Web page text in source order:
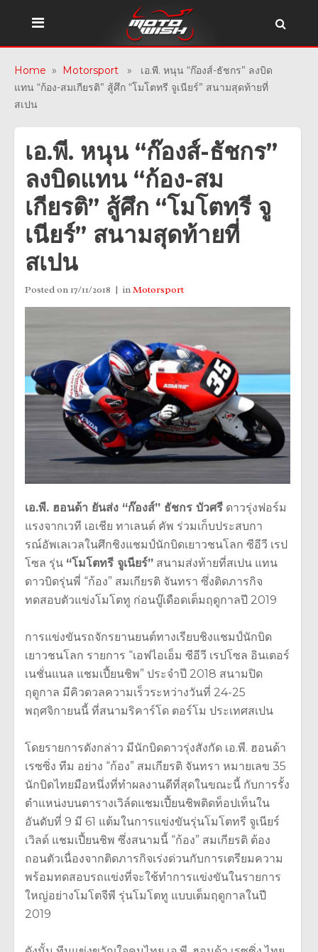
Home » Motorsport » เอ.พี. หนุน “ก๊องส์-ธัชกร” ลงบิด
แทน “ก้อง-สมเกียรติ” สู้ศึก “โมโตทรี จูเนียร์” สนามสุดท้ายที่
สเปน
เอ.พี. หนุน “ก๊องส์-ธัชกร”
ลงบิดแทน “ก้อง-สม
เกียรติ” สู้ศึก “โมโตทรี จู
เนียร์” สนามสุดท้ายที่
สเปน
Posted on17/11/2018 inMotorsport
เอ.พี. ฮอนด้า ยันส่ง “ก๊องส์” ธัชกร บัวศรี ดาวรุ่งฟอร์ม
แรงจากเวที เอเชีย ทาเลนต์ คัพ ร่วมเก็บประสบกา
รณ์อัพเลเวลในศึกชิงแชมป์นักบิดเยาวชนโลก ซีอีวี เรป
โซล รุ่น “โมโตทรี จูเนียร์” สนามส่งท้ายที่สเปน แทน
ดาวบิดรุ่นพี่ “ก้อง” สมเกียรติ จันทรา ซึ่งติดภารกิจ
ทดสอบตัวแข่งโมโตทู ก่อนบู๊เดือดเต็มฤดูกาลปี 2019
การแข่งขันรถจักรยานยนต์ทางเรียบชิงแชมป์นักบิด
เยาวชนโลก รายการ “เอฟไอเอ็ม ซีอีวี เรปโซล อินเตอร์
เนชั่นแนล แชมเปี้ยนชิพ” ประจำปี 2018 สนามปิด
ฤดูกาล มีคิวดวลความเร็วระหว่างวันที่ 24-25
พฤศจิกายนนี้ ที่สนามริคาร์โด ตอร์โม ประเทศสเปน
โดยรายการดังกล่าว มีนักบิดดาวรุ่งสังกัด เอ.พี. ฮอนด้า
เรซซิ่ง ทีม อย่าง “ก้อง” สมเกียรติ จันทรา หมายเลข 35
นักบิดไทยมือหนึ่งที่ทำผลงานดีที่สุดในขณะนี้ กับการรั้ง
ตำแหน่งบนตารางเวิล์ดแชมเปี้ยนชิพติดท็อปเท็นใน
อันดับที่ 9 มี 61 แต้มในการแข่งขันรุ่นโมโตทรี จูเนียร์
เวิลด์ แชมเปี้ยนชิพ ซึ่งสนามนี้ “ก้อง” สมเกียรติ ต้อง
ถอนตัวเนื่องจากติดภารกิจเร่งด่วนกับการเตรียมความ
พร้อมทดสอบรถแข่งที่จะใช้ทำการแข่งขันในรายการ
ใหญ่อย่างโมโตจีพี รุ่นโมโตทู แบบเต็มฤดูกาลในปี
2019